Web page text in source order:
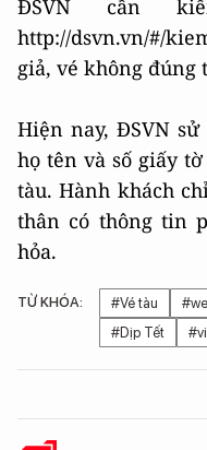
ĐSVN cần
http://dsvn.vn/#/
giả, vé không đúng
Hiện nay, ĐSVN
họ tên và số giấy
tàu. Hành khách
thân có thông tin
hỏa.
TỪ KHÓA: #Vé tàu
#Dịp Tết